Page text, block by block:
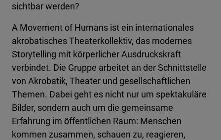
sichtbar werden?
A Movement of Humans ist ein internationales
akrobatisches Theaterkollektiv, das modernes
Storytelling mit körperlicher Ausdruckskraft
verbindet. Die Gruppe arbeitet an der Schnittstelle
von Akrobatik, Theater und gesellschaftlichen
Themen. Dabei geht es nicht nur um spektakuläre
Bilder, sondern auch um die gemeinsame
Erfahrung im öffentlichen Raum: Menschen
kommen zusammen, schauen zu, reagieren,